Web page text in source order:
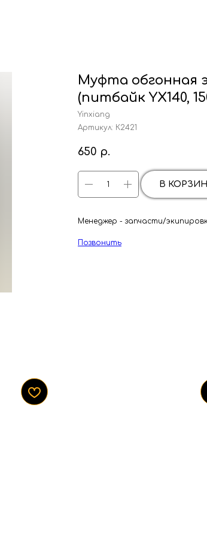
Муфта обгонная
(питбайк YX140,
Yinxiang
Артикул: К2421
650 р.
В
Менеджер - запчасти/
Позвонить